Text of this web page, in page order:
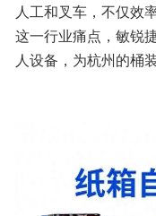
人工和叉车，不仅效
这一行业痛点，敏锐
人设备，为杭州的桶